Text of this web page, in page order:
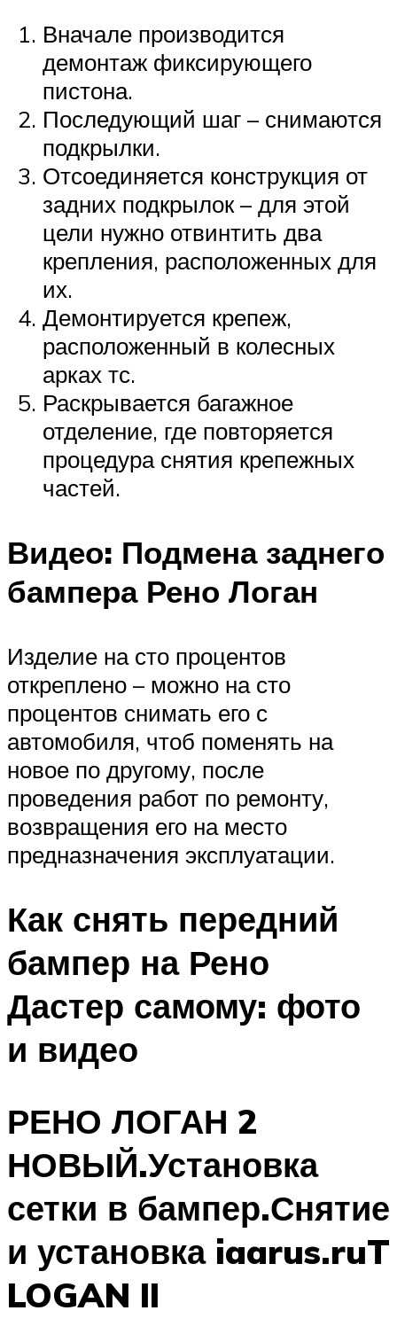
Вначале производится
демонтаж фиксирующего
пистона.
Последующий шаг – снимаются
подкрылки.
Отсоединяется конструкция от
задних подкрылок – для этой
цели нужно отвинтить два
крепления, расположенных для
их.
Демонтируется крепеж,
расположенный в колесных
арках тс.
Раскрывается багажное
отделение, где повторяется
процедура снятия крепежных
частей.
Видео: Подмена заднего
бампера Рено Логан
Изделие на сто процентов
откреплено – можно на сто
процентов снимать его с
автомобиля, чтоб поменять на
новое по другому, после
проведения работ по ремонту,
возвращения его на место
предназначения эксплуатации.
Как снять передний
бампер на Рено
Дастер самому: фото
и видео
РЕНО ЛОГАН 2
НОВЫЙ.Установка
сетки в бампер.Снятие
и установка iaarus.ruT
LOGAN II